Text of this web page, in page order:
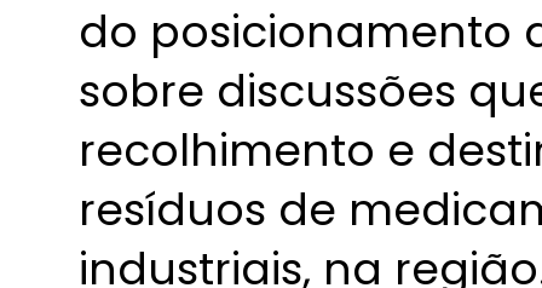
do posicionamento
sobre discussões
recolhimento e
resíduos de
industriais, na